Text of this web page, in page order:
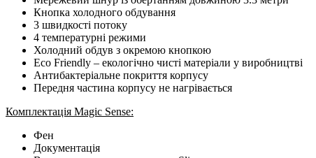
Кнопка холодного обдування
3 швидкості потоку
4 температурні режими
Холодний обдув з окремою кнопкою
Eco Friendly – ​​екологічно чисті матеріали у виробництві
Антибактеріальне покриття корпусу
Передня частина корпусу не нагрівається
Комплектація Magic Sense:
Фен
Документація